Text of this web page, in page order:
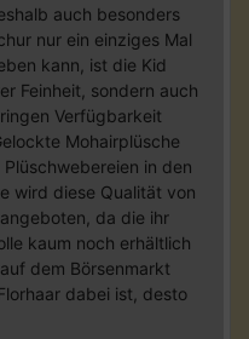
auch besonders
nur ein einziges Mal
kann, ist die Kid
Feinheit, sondern auch
Verfügbarkeit
Mohairplüsche
in den
wird diese Qualität von
da die ihr
kaum noch erhältlich
dem Börsenmarkt
dabei ist, desto